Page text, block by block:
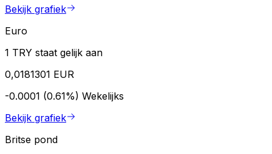
Bekijk grafiek
Euro
1 TRY staat gelijk aan
0,0181301 EUR
-0.0001 (0.61%) Wekelijks
Bekijk grafiek
Britse pond